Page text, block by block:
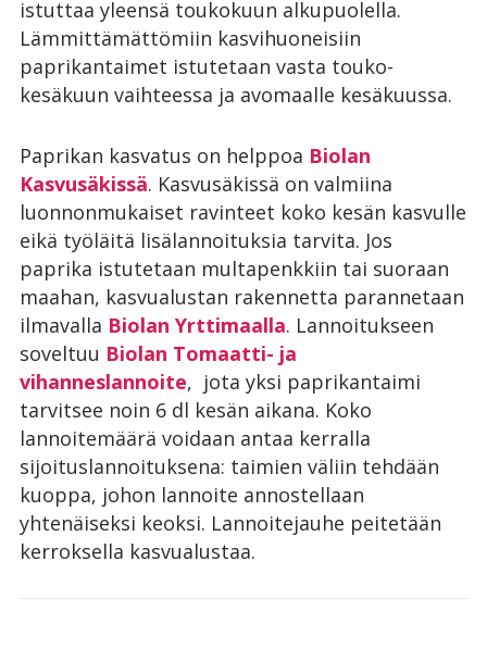
istuttaa yleensä toukokuun alkupuolella.
Lämmittämättömiin kasvihuoneisiin
paprikantaimet istutetaan vasta touko-
kesäkuun vaihteessa ja avomaalle kesäkuussa.
Paprikan kasvatus on helppoa Biolan
Kasvusäkissä. Kasvusäkissä on valmiina
luonnonmukaiset ravinteet koko kesän kasvulle
eikä työläitä lisälannoituksia tarvita. Jos
paprika istutetaan multapenkkiin tai suoraan
maahan, kasvualustan rakennetta parannetaan
ilmavalla Biolan Yrttimaalla. Lannoitukseen
soveltuu Biolan Tomaatti- ja
vihanneslannoite, jota yksi paprikantaimi
tarvitsee noin 6 dl kesän aikana. Koko
lannoitemäärä voidaan antaa kerralla
sijoituslannoituksena: taimien väliin tehdään
kuoppa, johon lannoite annostellaan
yhtenäiseksi keoksi. Lannoitejauhe peitetään
kerroksella kasvualustaa.